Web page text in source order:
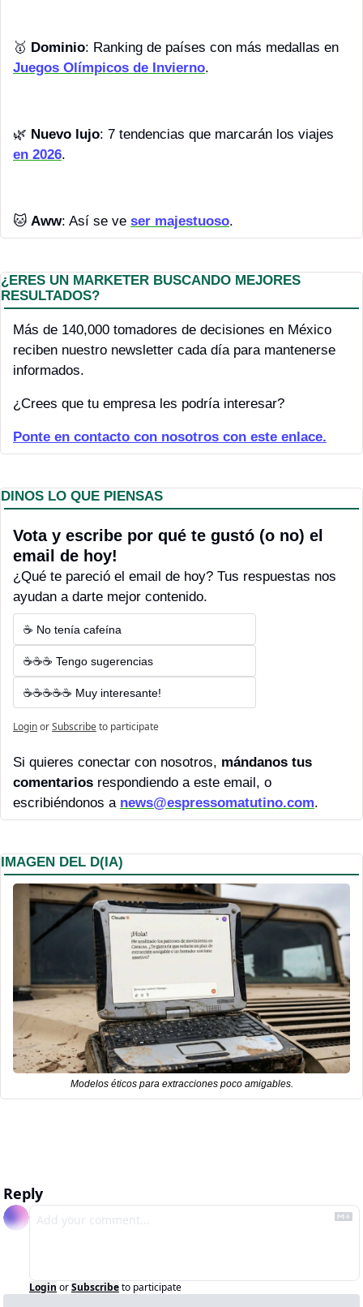
🥇 Dominio
Juegos Olímpicos de Invierno.
🌿 Nuevo lujo
en 2026.
🐱 Aww: Así se ve ser majestuoso.
¿ERES UN MARKETER BUSCANDO MEJORES
RESULTADOS?
Más de 140,000 tomadores de decisiones en México
reciben nuestro newsletter cada día para mantenerse
informados.
¿Crees que tu empresa les podría interesar?
Ponte en contacto con nosotros con este enlace.
DINOS LO QUE PIENSAS
Vota y escribe por qué te gustó (o no) el
email de hoy!
¿Qué te pareció el email de hoy? Tus respuestas nos
ayudan a darte mejor contenido.
☕ No tenía cafeína
☕☕☕ Tengo sugerencias
☕☕☕☕☕ Muy interesante!
LoginorSubscribeto participate
Si quieres conectar con nosotros, mándanos tus
comentarios respondiendo a este email, o
escribiéndonos a news@espressomatutino.com.
IMAGEN DEL D(IA)
Modelos éticos para extracciones poco amigables.
Reply
Login orSubscribeto participate